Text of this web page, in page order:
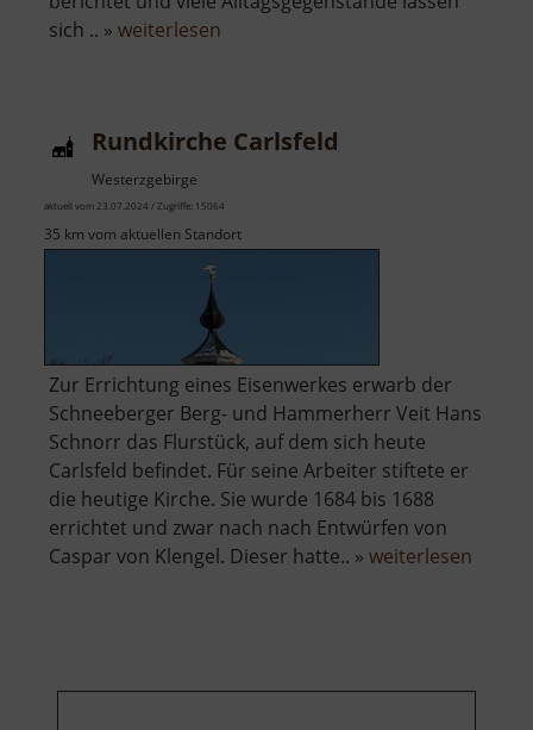
sich .. » weiterlesen
Rundkirche Carlsfeld
Westerzgebirge
aktuell vom 23.07.2024 / Zugriffe: 15064
35 km vom aktuellen Standort
Zur Errichtung eines Eisenwerkes erwarb der
Schneeberger Berg- und Hammerherr Veit Hans
Schnorr das Flurstück, auf dem sich heute
Carlsfeld befindet. Für seine Arbeiter stiftete er
die heutige Kirche. Sie wurde 1684 bis 1688
errichtet und zwar nach nach Entwürfen von
Caspar von Klengel. Dieser hatte.. » weiterlesen